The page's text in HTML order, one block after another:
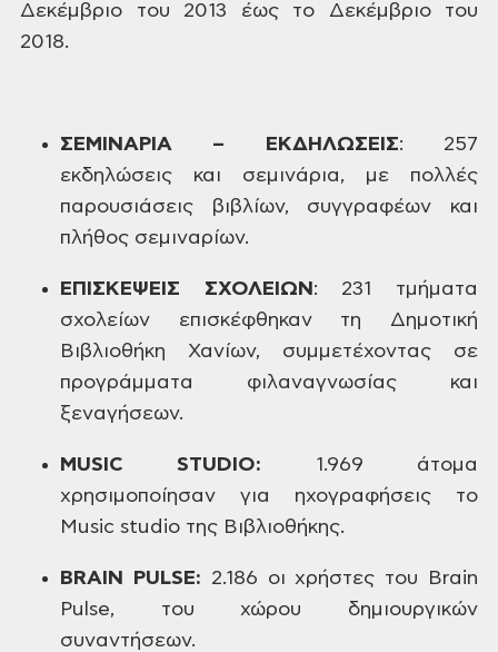
Δεκέμβριο του 2013 έως το Δεκέμβριοτου
2018.
ΣΕΜΙΝΑΡΙΑ – ΕΚΔΗΛΩΣΕΙΣ: 257
εκδηλώσεις και σεμινάρια, με πολλές
παρουσιάσεις βιβλίων, συγγραφέων και
πλήθος σεμιναρίων.
ΕΠΙΣΚΕΨΕΙΣ ΣΧΟΛΕΙΩΝ : 231
τμήματα
σχολείων επισκέφθηκαν τη Δημοτική
Βιβλιοθήκη Χανίων, συμμετέχοντας σε
προγράμματα φιλαναγνωσίας και
ξεναγήσεων.
MUSIC STUDIO: 1.969 άτομα
χρησιμοποίησαν για ηχογραφήσεις το
Music studio της Βιβλιοθήκης.
BRAIN PULSE: 2.186 οι χρήστες του Brain
Pulse, του χώρου δημιουργικών
συναντήσεων.